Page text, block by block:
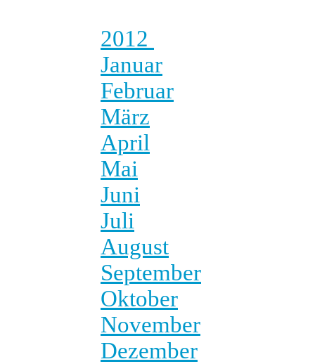
2012
Januar
Februar
März
April
Mai
Juni
Juli
August
September
Oktober
November
Dezember